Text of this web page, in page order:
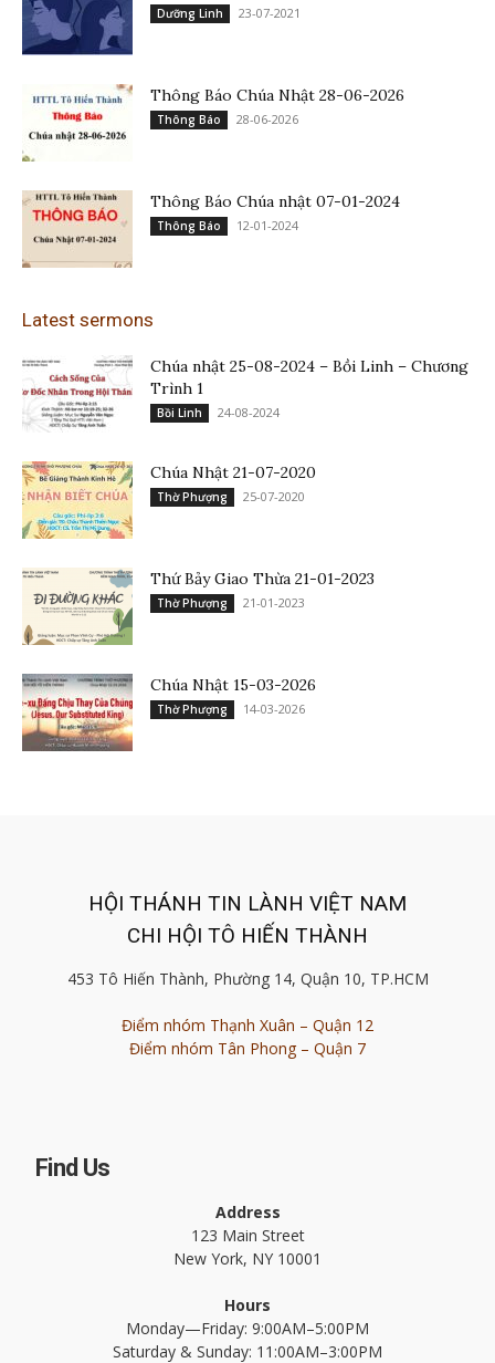
Dưỡng Linh 23-07-2021
Thông Báo Chúa Nhật 28-06-2026
Thông Báo 28-06-2026
Thông Báo Chúa nhật 07-01-2024
Thông Báo 12-01-2024
Latest sermons
Chúa nhật 25-08-2024 – Bồi Linh – Chương
Trình 1
Bồi Linh 24-08-2024
Chúa Nhật 21-07-2020
Thờ Phượng 25-07-2020
Thứ Bảy Giao Thừa 21-01-2023
Thờ Phượng 21-01-2023
Chúa Nhật 15-03-2026
Thờ Phượng 14-03-2026
HỘI THÁNH TIN LÀNH VIỆT NAM
CHI HỘI TÔ HIẾN THÀNH
453 Tô Hiến Thành, Phường 14, Quận 10, TP.HCM
Điểm nhóm Thạnh Xuân – Quận 12
Điểm nhóm Tân Phong – Quận 7
Find Us
Address
123 Main Street
New York, NY 10001
Hours
Monday—Friday: 9:00AM–5:00PM
Saturday & Sunday: 11:00AM–3:00PM